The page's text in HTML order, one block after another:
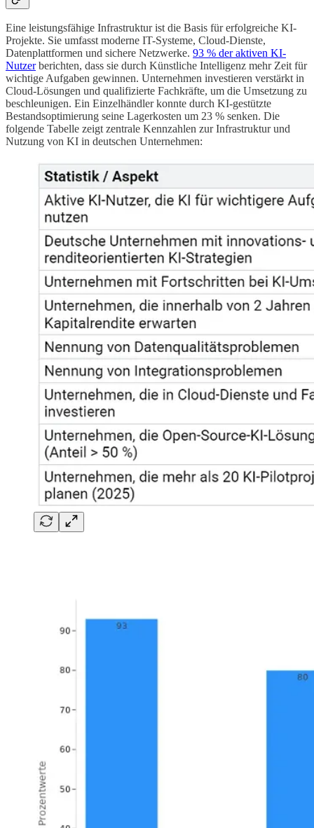
Eine leistungsfähige Infrastruktur ist die Basis für erfolgreiche KI-
Projekte. Sie umfasst moderne IT-Systeme, Cloud-Dienste,
Datenplattformen und sichere Netzwerke. 93 % der aktiven KI-
Nutzerberichten, dass sie durch Künstliche Intelligenz mehr Zeit für
wichtige Aufgaben gewinnen. Unternehmen investieren verstärkt in
Cloud-Lösungen und qualifizierte Fachkräfte, um die Umsetzung zu
beschleunigen. Ein Einzelhändler konnte durch KI-gestützte
Bestandsoptimierung seine Lagerkosten um 23 % senken. Die
folgende Tabelle zeigt zentrale Kennzahlen zur Infrastruktur und
Nutzung von KI in deutschen Unternehmen: